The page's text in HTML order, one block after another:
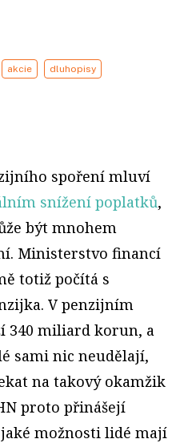
akcie dluhopisy
spoření mluví
snížení poplatků,
být mnohem
Ministerstvo financí
totiž počítá s
V penzijním
340 miliard korun, a
sami nic neudělají,
na takový okamžik
proto přinášejí
možnosti lidé mají